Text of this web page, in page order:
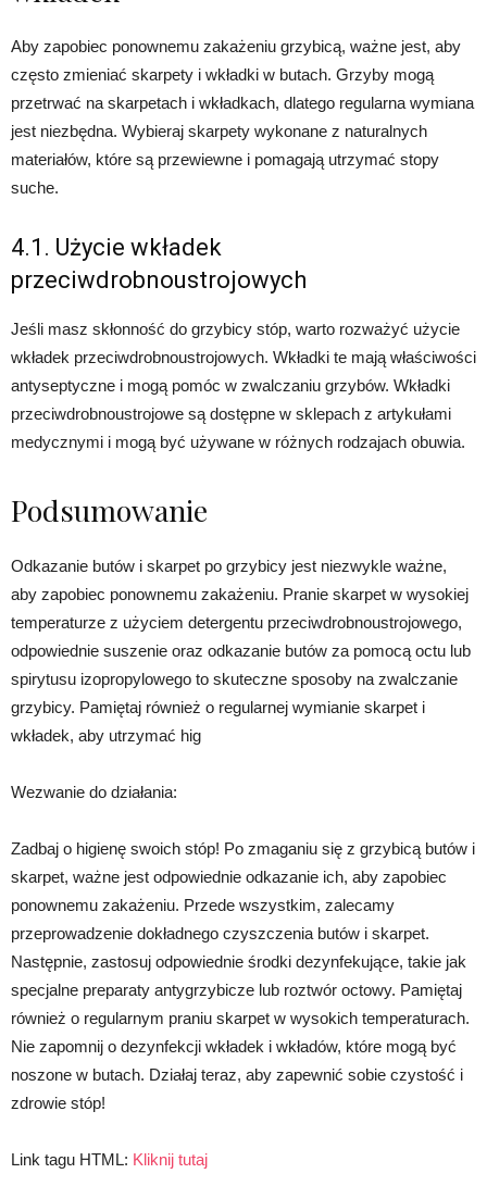
Aby zapobiec ponownemu zakażeniu grzybicą, ważne jest, aby
często zmieniać skarpety i wkładki w butach. Grzyby mogą
przetrwać na skarpetach i wkładkach, dlatego regularna wymiana
jest niezbędna. Wybieraj skarpety wykonane z naturalnych
materiałów, które są przewiewne i pomagają utrzymać stopy
suche.
4.1. Użycie wkładek
przeciwdrobnoustrojowych
Jeśli masz skłonność do grzybicy stóp, warto rozważyć użycie
wkładek przeciwdrobnoustrojowych. Wkładki te mają właściwości
antyseptyczne i mogą pomóc w zwalczaniu grzybów. Wkładki
przeciwdrobnoustrojowe są dostępne w sklepach z artykułami
medycznymi i mogą być używane w różnych rodzajach obuwia.
Podsumowanie
Odkazanie butów i skarpet po grzybicy jest niezwykle ważne,
aby zapobiec ponownemu zakażeniu. Pranie skarpet w wysokiej
temperaturze z użyciem detergentu przeciwdrobnoustrojowego,
odpowiednie suszenie oraz odkazanie butów za pomocą octu lub
spirytusu izopropylowego to skuteczne sposoby na zwalczanie
grzybicy. Pamiętaj również o regularnej wymianie skarpet i
wkładek, aby utrzymać hig
Wezwanie do działania:
Zadbaj o higienę swoich stóp! Po zmaganiu się z grzybicą butów i
skarpet, ważne jest odpowiednie odkazanie ich, aby zapobiec
ponownemu zakażeniu. Przede wszystkim, zalecamy
przeprowadzenie dokładnego czyszczenia butów i skarpet.
Następnie, zastosuj odpowiednie środki dezynfekujące, takie jak
specjalne preparaty antygrzybicze lub roztwór octowy. Pamiętaj
również o regularnym praniu skarpet w wysokich temperaturach.
Nie zapomnij o dezynfekcji wkładek i wkładów, które mogą być
noszone w butach. Działaj teraz, aby zapewnić sobie czystość i
zdrowie stóp!
Link tagu HTML: Kliknij tutaj